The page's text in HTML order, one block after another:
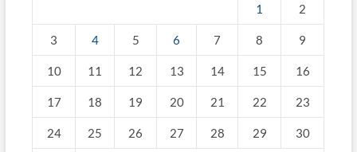
1 2
3 4 5 6 7 8 9
10 11 12 13 14 15 16
17 18 19 20 21 22 23
24 25 26 27 28 29 30